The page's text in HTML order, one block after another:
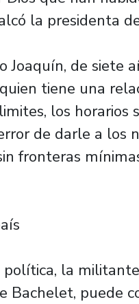
la presidenta
de siete
tiene una
los
de darle a los
fronteras
política, la
Bachelet, puede